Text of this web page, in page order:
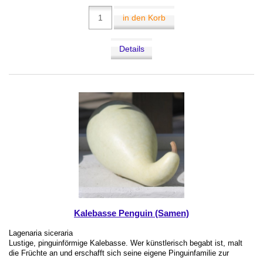
in den Korb
Details
Kalebasse Penguin (Samen)
Lagenaria siceraria
Lustige, pinguinförmige Kalebasse. Wer künstlerisch begabt ist, malt
die Früchte an und erschafft sich seine eigene Pinguinfamilie zur